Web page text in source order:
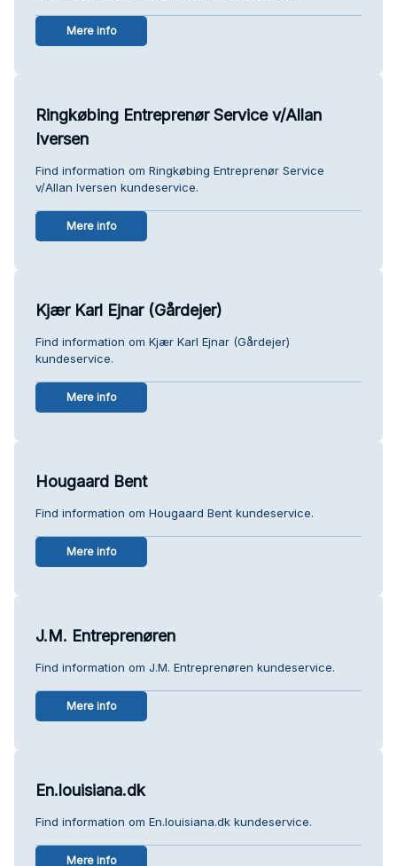
Mere info
Ringkøbing Entreprenør Service v/Allan
Iversen
Find information om Ringkøbing Entreprenør Service
v/Allan Iversen kundeservice.
Mere info
Kjær Karl Ejnar (Gårdejer)
Find information om Kjær Karl Ejnar (Gårdejer)
kundeservice.
Mere info
Hougaard Bent
Find information om Hougaard Bent kundeservice.
Mere info
J.M. Entreprenøren
Find information om J.M. Entreprenøren kundeservice.
Mere info
En.louisiana.dk
Find information om En.louisiana.dk kundeservice.
Mere info